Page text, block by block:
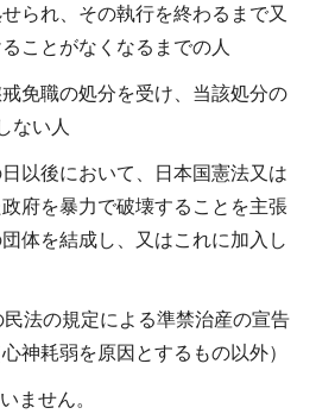
られ、その執行を終わるまで又
ことがなくなるまでの人
免職の処分を受け、当該処分の
ない人
以後において、日本国憲法又は
府を暴力で破壊することを主張
体を結成し、又はこれに加入し
法の規定による準禁治産の宣告
神耗弱を原因とするもの以外）
ません。